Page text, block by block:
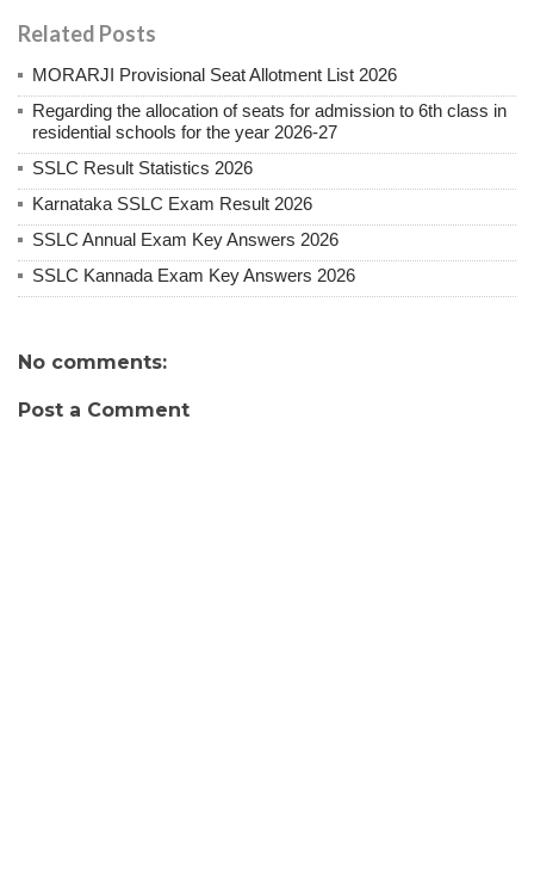
Related Posts
MORARJI Provisional Seat Allotment List 2026
Regarding the allocation of seats for admission to 6th class in
residential schools for the year 2026-27
SSLC Result Statistics 2026
Karnataka SSLC Exam Result 2026
SSLC Annual Exam Key Answers 2026
SSLC Kannada Exam Key Answers 2026
No comments:
Post a Comment